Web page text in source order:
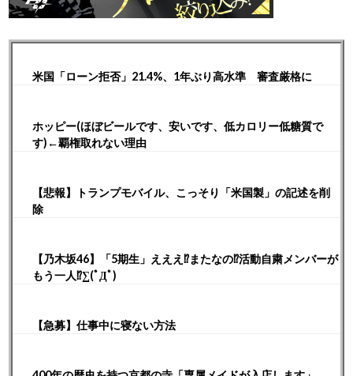
米国「ローン拒否」21.4%、1年ぶり高水準 審査厳格に
ホッピー(ほぼビールです、安いです、低カロリー低糖質で
す)←覇権取れない理由
【悲報】トランプモバイル、こっそり「米国製」の記述を削
除
【乃木坂46】「5期生」えええ⁉︎またなの⁉︎活動自粛メンバーが
もう一人⁉︎∑(ﾟДﾟ)
【急募】仕事中に寝ない方法